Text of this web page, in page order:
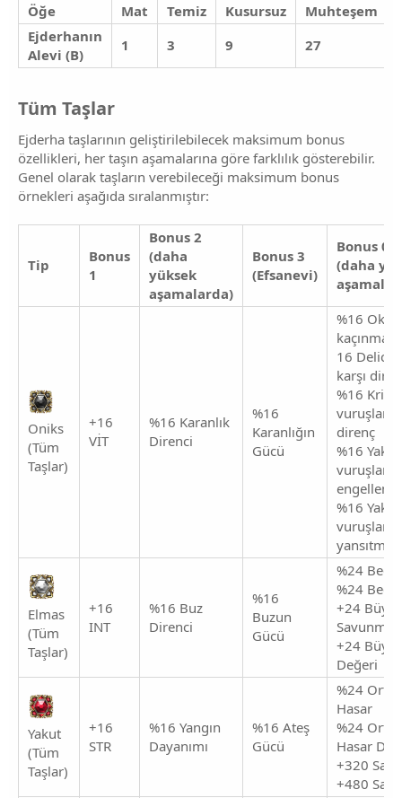
Öğe
Mat Temiz Kusursuz Muhteşem
Ejderhanın
Alevi (B)
1 3 9 27
Tüm Taşlar​
Ejderha taşlarının geliştirilebilecek maksimum bonus
özellikleri, her taşın aşamalarına göre farklılık gösterebilir.
Genel olarak taşların verebileceği maksimum bonus
örnekleri aşağıda sıralanmıştır:
Tip
Bonus
1
Bonus 2
(daha
yüksek
aşamalarda)
Bonus 3
(Efsanevi)
Bonus 0
(daha
Oniks
(Tüm
Taşlar)
+16
VİT
%16 Karanlık
Direnci
%16
Karanlığın
Gücü
%16
kaçınma
16 Delici
karşı
%16 Kritik
vuruşlara
direnç
%16
vuruşlarını
engelleme
%16
vuruşlarını
yansıtma
Elmas
(Tüm
Taşlar)
+16
INT
%16 Buz
Direnci
%16
Buzun
Gücü
%24
%24
+24
Savunma
+24
Değeri
Yakut
(Tüm
Taşlar)
+16
STR
%16 Yangın
Dayanımı
%16 Ateş
Gücü
%24
Hasar
%24
Hasar
+320
+480